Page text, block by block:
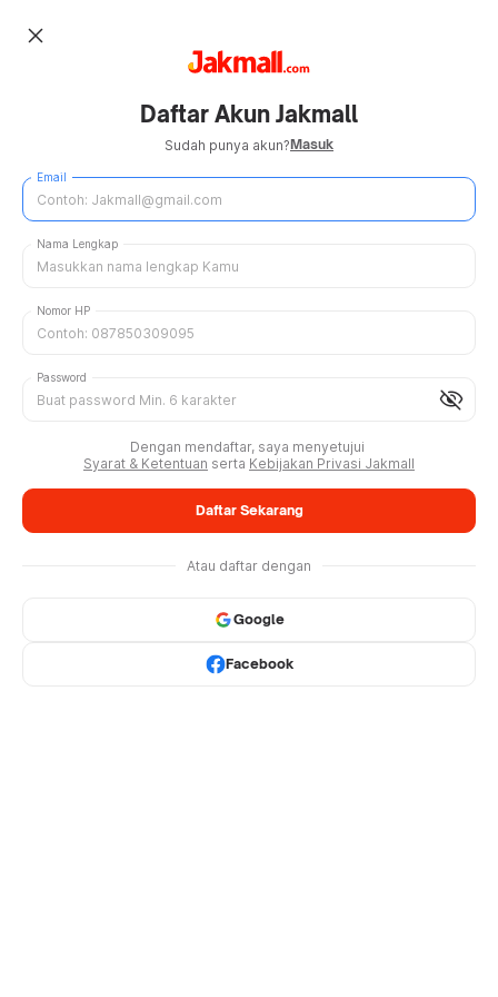
close
Daftar Akun Jakmall
Sudah punya akun?Masuk
Email
Nama Lengkap
Nomor HP
visibility_off
Password
Dengan mendaftar, saya menyetujui
Syarat & Ketentuan serta Kebijakan Privasi Jakmall
Daftar Sekarang
Atau daftar dengan
Google
Facebook